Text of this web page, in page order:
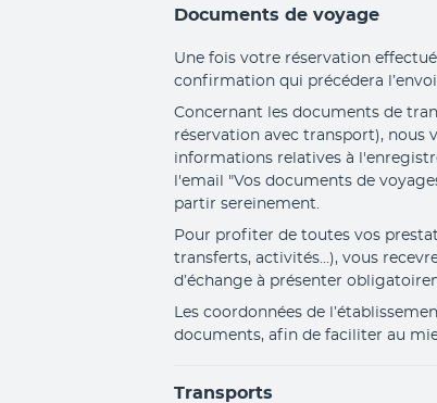
Documents de voyage
Une fois votre réservation
confirmation qui précédera
Concernant les documents de
réservation avec transport), nous
informations relatives à
l'email "Vos documents de
partir sereinement.
Pour profiter de toutes vos
transferts, activités...), vous
d’échange à présenter
Les coordonnées de
documents, afin de faciliter au
Transports